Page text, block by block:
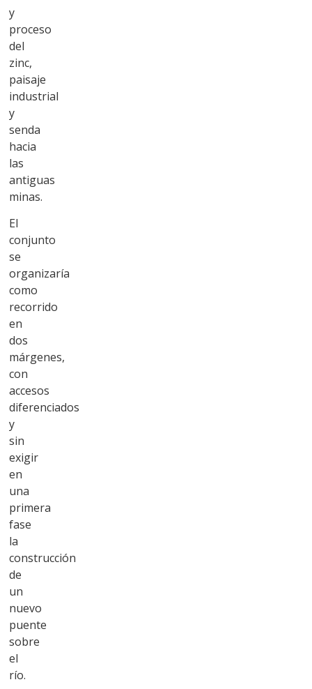
y
proceso
del
zinc,
paisaje
industrial
y
senda
hacia
las
antiguas
minas.
El
conjunto
se
organizaría
como
recorrido
en
dos
márgenes,
con
accesos
diferenciados
y
sin
exigir
en
una
primera
fase
la
construcción
de
un
nuevo
puente
sobre
el
río.